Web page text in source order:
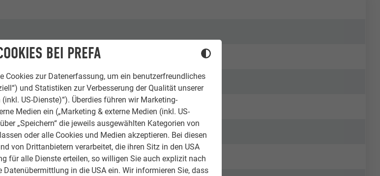
BEI PREFA
Cookies zur Datenerfassung, um ein benutzerfreundliches
und Statistiken zur Verbesserung der Qualität unserer
US-Dienste)“). Überdies führen wir Marketing-
Medien ein („Marketing & externe Medien (inkl. US-
„Speichern“ die jeweils ausgewählten Kategorien von
oder alle Cookies und Medien akzeptieren. Bei diesen
von Drittanbietern verarbeitet, die ihren Sitz in den USA
für alle Dienste erteilen, so willigen Sie auch explizit nach
Datenübermittlung in die USA ein. Wir informieren Sie, dass
Of Ireland.
Of Ireland